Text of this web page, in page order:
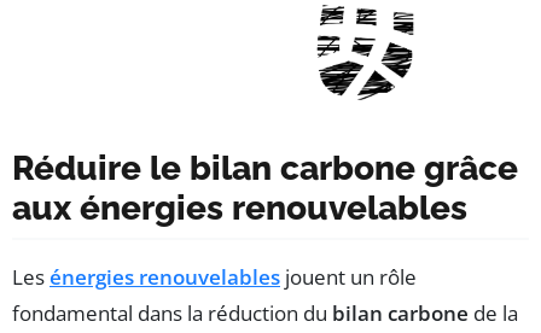
Réduire le bilan carbone grâce
aux énergies renouvelables
Lesénergies renouvelables jouent un rôle
fondamental dans la réduction du bilan carbone de la